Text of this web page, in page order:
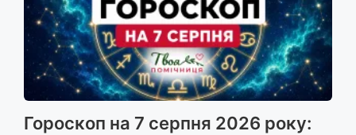
Гороскоп на 7 серпня 2026 року: